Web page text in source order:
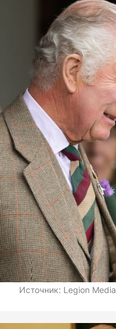
Источник: Legion Media